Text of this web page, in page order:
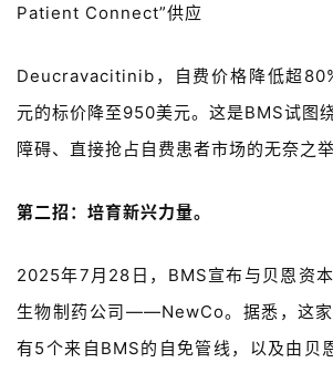
我
Patient Connect”供应
Deucravacitinib，自费价格降低超
元的标价降至950美元。这是BMS试图
障碍、直接抢占自费患者市场的无奈之举
第二招：培育新兴力量。
2025年7 月 28 日， BMS宣布与贝恩资
生物制药公司——NewCo。据悉，这
有5个来自 BMS的自免管线，以及由贝